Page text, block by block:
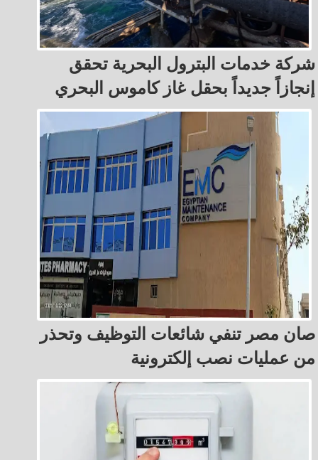
شركة خدمات البترول البحرية تحقق
إنجازاً جديداً بحقل غاز كاموس البحري
صان مصر تنفي شائعات التوظيف وتحذر
من عمليات نصب إلكترونية